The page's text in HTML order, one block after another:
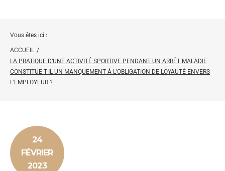
Vous êtes ici :
ACCUEIL /
LA PRATIQUE D’UNE ACTIVITÉ SPORTIVE PENDANT UN ARRÊT MALADIE
CONSTITUE-T-IL UN MANQUEMENT À L’OBLIGATION DE LOYAUTÉ ENVERS
L’EMPLOYEUR ?
24
FÉVRIER
2023